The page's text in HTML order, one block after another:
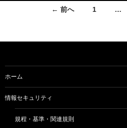
ナ
ゲ
ー
← 前へ 1 …
ホーム
情報セキュリティ
規程・基準・関連規則